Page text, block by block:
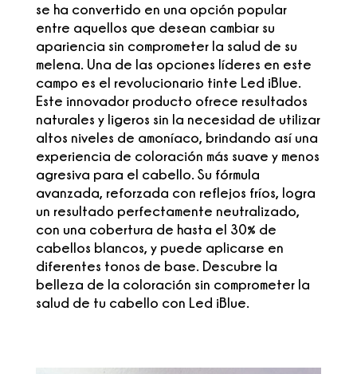
se ha convertido en una opción popular
entre aquellos que desean cambiar su
apariencia sin comprometer la salud de su
melena. Una de las opciones líderes en este
campo es el revolucionario tinte Led iBlue.
Este innovador producto ofrece resultados
naturales y ligeros sin la necesidad de utilizar
altos niveles de amoníaco, brindando así una
experiencia de coloración más suave y menos
agresiva para el cabello. Su fórmula
avanzada, reforzada con reflejos fríos, logra
un resultado perfectamente neutralizado,
con una cobertura de hasta el 30% de
cabellos blancos, y puede aplicarse en
diferentes tonos de base. Descubre la
belleza de la coloración sin comprometer la
salud de tu cabello con Led iBlue.